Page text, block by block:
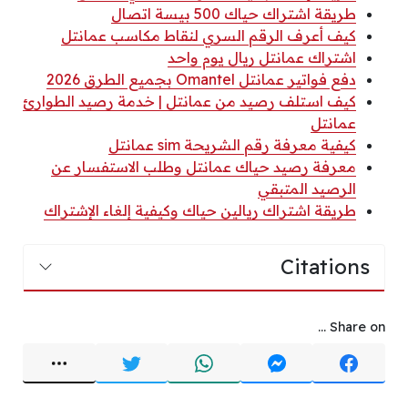
طريقة اشتراك حياك 500 بيسة اتصال
كيف أعرف الرقم السري لنقاط مكاسب عمانتل
اشتراك عمانتل ريال يوم واحد
دفع فواتير عمانتل Omantel بجميع الطرق 2026
كيف استلف رصيد من عمانتل | خدمة رصيد الطوارئ
عمانتل
كيفية معرفة رقم الشريحة sim عمانتل
معرفة رصيد حياك عمانتل وطلب الاستفسار عن
الرصيد المتبقي
طريقة اشتراك ريالين حياك وكيفية إلغاء الإشتراك
Citations
Share on ...